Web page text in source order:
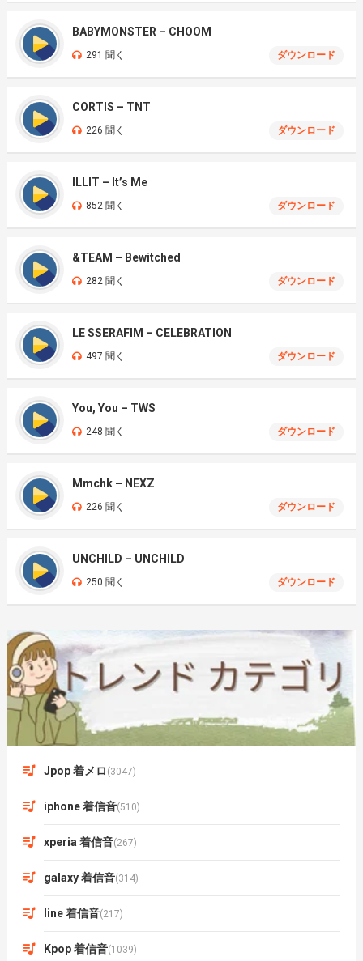
BABYMONSTER – CHOOM
291 聞く ダウンロード
CORTIS – TNT
226 聞く ダウンロード
ILLIT – It’s Me
852 聞く ダウンロード
&TEAM – Bewitched
282 聞く ダウンロード
LE SSERAFIM – CELEBRATION
497 聞く ダウンロード
You, You – TWS
248 聞く ダウンロード
Mmchk – NEXZ
226 聞く ダウンロード
UNCHILD – UNCHILD
250 聞く ダウンロード
Jpop 着メロ (3047)
iphone 着信音(510)
xperia 着信音(267)
galaxy 着信音(314)
line 着信音(217)
Kpop 着信音(1039)